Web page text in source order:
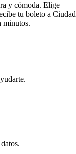
y cómoda. Elige
tu boleto a Ciudad
minutos.